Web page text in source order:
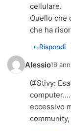
cellulare.
Quello che
che ha
Rispondi
Alessio16
@Stivy:
eccessivo